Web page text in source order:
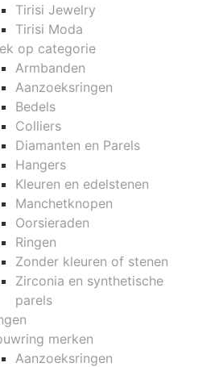
Tirisi Jewelry
Tirisi Moda
op categorie
Armbanden
Aanzoeksringen
Bedels
Colliers
Diamanten en Parels
Hangers
Kleuren en edelstenen
Manchetknopen
Oorsieraden
Ringen
Zonder kleuren of stenen
Zirconia en synthetische
parels
merken
Aanzoeksringen